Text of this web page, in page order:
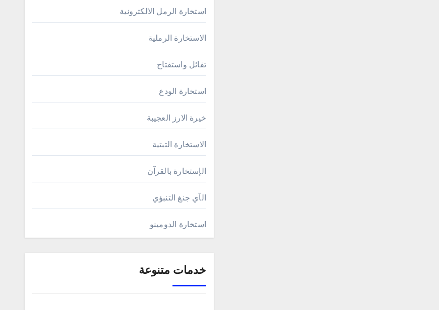
استخارة الرمل الالكترونية
الاستخارة الرملية
تفائل واستفتاح
استخارة الودع
خيرة الارز العجيبة
الاستخارة التبتية
الإستخارة بالقرآن
الآي جنغ التنبؤي
استخارة الدومينو
خدمات متنوعة